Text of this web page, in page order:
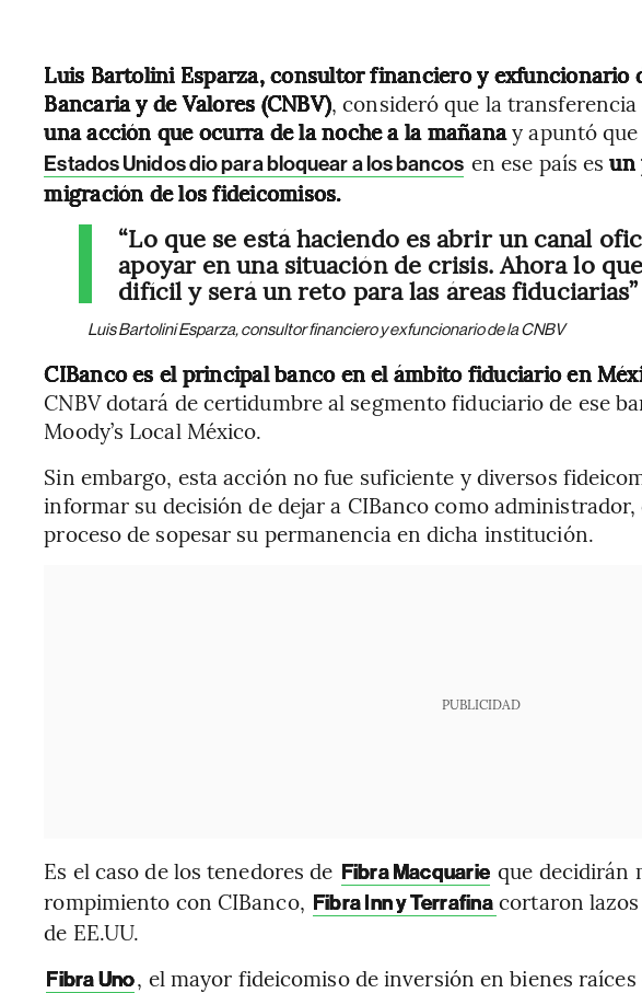
Luis Bartolini Esparza, consultor financiero y exfuncionario
Bancaria y de Valores (CNBV), consideró que la
una acción que ocurra de la noche a la mañanay apuntó que
Estados Unidos dio para bloquear a los bancos en ese país esun
migración de los fideicomisos.
“Lo que se está haciendo es abrir un canal
apoyar en una situación de crisis. Ahora lo
difícil y será un reto para las áreas fiduciarias”
Luis Bartolini Esparza, consultor financiero y exfuncionario de la CNBV
CIBanco es el principal banco en el ámbito fiduciario en
CNBV dotará de certidumbre al segmento fiduciario de ese
Moody’s Local México.
Sin embargo, esta acción no fue suficiente y diversos
informar su decisión de dejar a CIBanco como
proceso de sopesar su permanencia en dicha institución.
PUBLICIDAD
Es el caso de los tenedores de Fibra Macquarie que decidirán
rompimiento con CIBanco, Fibra Inn y Terrafina cortaron
de EE.UU.
Fibra Uno, el mayor fideicomiso de inversión en bienes